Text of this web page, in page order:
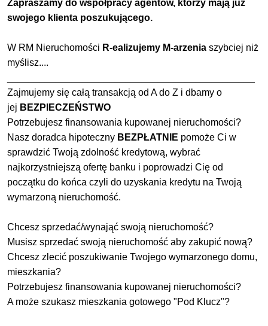
Zapraszamy do współpracy agentów, którzy mają już
swojego klienta poszukującego.
W RM Nieruchomości R-ealizujemy M-arzenia szybciej niż
myślisz....
Zajmujemy się całą transakcją od A do Z i dbamy o
jej BEZPIECZEŃSTWO
Potrzebujesz finansowania kupowanej nieruchomości?
Nasz doradca hipoteczny BEZPŁATNIE pomoże Ci w
sprawdzić Twoją zdolność kredytową, wybrać
najkorzystniejszą ofertę banku i poprowadzi Cię od
początku do końca czyli do uzyskania kredytu na Twoją
wymarzoną nieruchomość.
Chcesz sprzedać/wynająć swoją nieruchomość?
Musisz sprzedać swoją nieruchomość aby zakupić nową?
Chcesz zlecić poszukiwanie Twojego wymarzonego domu,
mieszkania?
Potrzebujesz finansowania kupowanej nieruchomości?
A może szukasz mieszkania gotowego "Pod Klucz"?